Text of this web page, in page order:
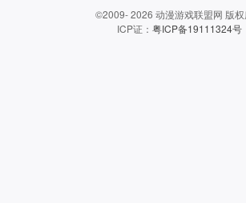
©2009- 2026 动漫游戏联盟网 版
ICP证： 粤ICP备19111324号